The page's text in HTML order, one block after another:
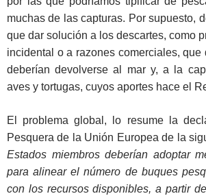
muchas de las capturas. Por supuesto,
que dar solución a los descartes, como
incidental o a razones comerciales, que
deberían devolverse al mar y, a la
aves y tortugas, cuyos aportes hace el
El problema global, lo resume la
Pesquera de la Unión Europea de la
Estados miembros deberían adoptar
para alinear el número de buques
con los recursos disponibles, a partir